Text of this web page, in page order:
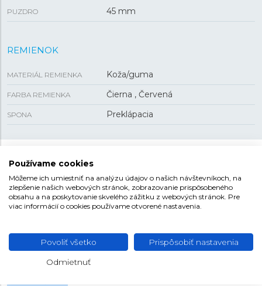
PUZDRO 45 mm
REMIENOK
MATERIÁL REMIENKA Koža/guma
FARBA REMIENKA Čierna , Červená
SPONA Preklápacia
TAG HEUER CONNECTED
Vzhľadom na to, ako je história značky TAG Heuer
spojená s inováciami, nie je prekvapujúce, že sa firma
pustila aj do výroby dnes veľmi populárnych
majú teda namiesto číselníkadotykový displej, na
ktorom si ale používateľ môže navoliť jednu z mnohých
digitálnych interpretácií číselníkov legendárnych
Používame cookies
Môžeme ich umiestniť na analýzu údajov o našich návštevníkoch, na
zlepšenie našich webových stránok, zobrazovanie prispôsobeného
obsahu a na poskytovanie skvelého zážitku z webových stránok. Pre
viac informácií o cookies používame otvorené nastavenia.
Povoliť všetko Prispôsobiť nastavenia
Odmietnuť